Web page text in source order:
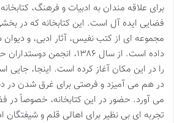
برای علاقه مندان به ادبیات و فرهنگ،
فضایی ایده آل است. این کتابخانه که در
مجموعه ای از کتب نفیس، آثار ادبی، و
داده است. از سال ۱۳۸۶،
را در این مکان آغاز کرده است. اینجا، جایی
در هم می آمیزد و فرصتی برای غرق شدن در
می آورد. حضور در این کتابخانه، خصوصاً در
تجربه ای بی نظیر برای اهالی قلم و